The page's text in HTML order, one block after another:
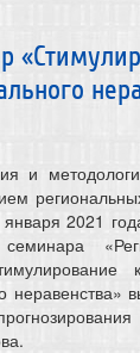
и
2021
неравенства»